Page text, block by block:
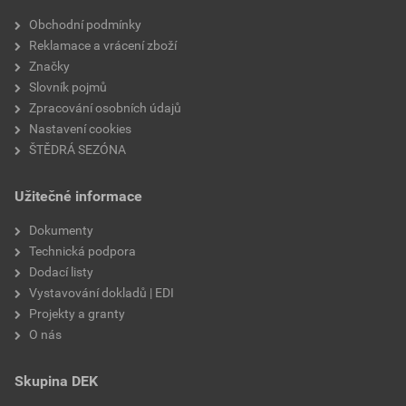
Velikost
faktor difuzního odporu
materiálová báze
Obchodní podmínky
Reklamace a vrácení zboží
Značky
Slovník pojmů
Zpracování osobních údajů
Nastavení cookies
ŠTĚDRÁ SEZÓNA
Užitečné informace
Dokumenty
Technická podpora
Dodací listy
Vystavování dokladů | EDI
Projekty a granty
O nás
Skupina DEK